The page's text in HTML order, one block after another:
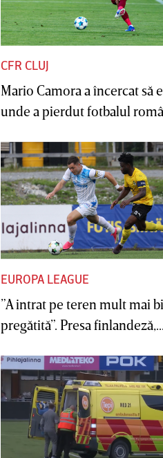
CFR CLUJ
Mario Camora a încercat să
unde a pierdut fotbalul
EUROPA LEAGUE
”A intrat pe teren mult mai
pregătită”. Presa